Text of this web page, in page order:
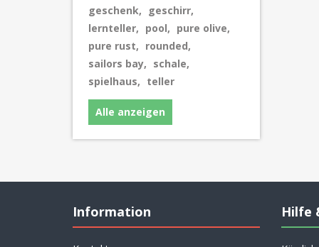
geschenk, geschirr,
lernteller, pool, pure olive,
pure rust, rounded,
sailors bay, schale,
spielhaus, teller
Alle anzeigen
Information Hilfe